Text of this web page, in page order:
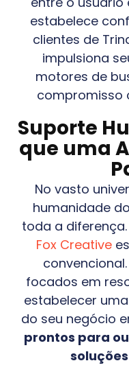
estabelece
clientes de
impulsiona
motores de
compromisso
Suporte
que uma
No vasto
humanidade
toda a
Fox Creative
focados em
estabelecer
do seu negócio
prontos para